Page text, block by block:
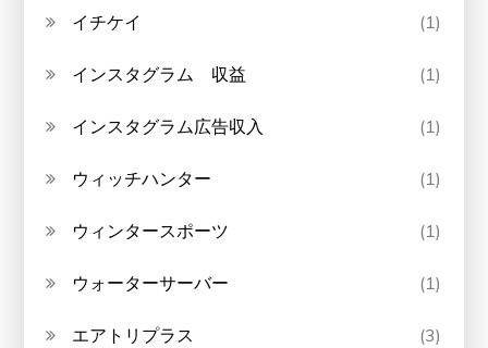
イチケイ (1)
インスタグラム 収益 (1)
インスタグラム広告収入 (1)
ウィッチハンター (1)
ウィンタースポーツ (1)
ウォーターサーバー (1)
エアトリプラス (3)